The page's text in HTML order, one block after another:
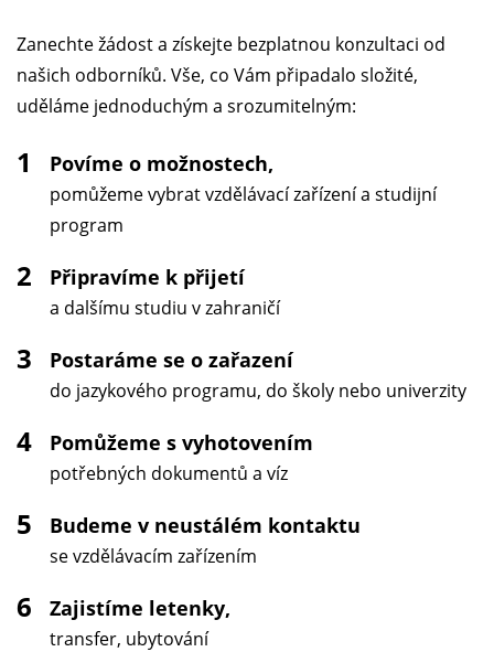
Zanechte žádost a získejte bezplatnou konzultaci od
našich odborníků. Vše, co Vám připadalo složité,
uděláme jednoduchým a srozumitelným:
1 Povíme o možnostech,
pomůžeme vybrat vzdělávací zařízení a studijní
program
2 Připravíme k přijetí
a dalšímu studiu v zahraničí
3 Postaráme se o zařazení
do jazykového programu, do školy nebo univerzity
4 Pomůžeme s vyhotovením
potřebných dokumentů a víz
5 Budeme v neustálém kontaktu
se vzdělávacím zařízením
6 Zajistíme letenky,
transfer, ubytování